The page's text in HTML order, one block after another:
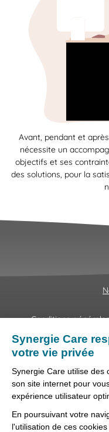
Avant, pendant et
nécessite un
objectifs et ses
des solutions, pour la
Conditions